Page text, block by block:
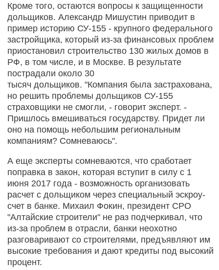
Кроме того, остаются вопросы к защищенности
дольщиков. Александр Мишустин приводит в
пример историю СУ-155 - крупного федерального
застройщика, который из-за финансовых проблем
приостановил строительство 130 жилых домов в
РФ, в том числе, и в Москве. В результате
пострадали около 30
тысяч дольщиков. "Компания была застрахована,
но решить проблемы дольщиков СУ-155
страховщики не смогли, - говорит эксперт. -
Пришлось вмешиваться государству. Придет ли
оно на помощь небольшим региональным
компаниям? Сомневаюсь".
А еще эксперты сомневаются, что сработает
поправка в закон, которая вступит в силу с 1
июня 2017 года - возможность организовать
расчет с дольщиком через специальный эскроу-
счет в банке. Михаил Фокин, президент СРО
"Алтайские строители" не раз подчеркивал, что
из-за проблем в отрасли, банки неохотно
разговаривают со строителями, предъявляют им
высокие требования и дают кредиты под высокий
процент.